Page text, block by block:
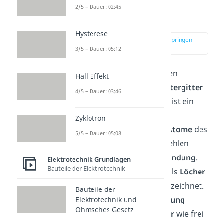
zur Stelle im Video springen
(01:39)
Bei derp-Dotierung
werden
Akzeptorenin das
Halbleitergitter
ist ein
Atommit weniger
Außenelektronen
Atomedes
Wirtsmaterials. Dadurch fehlen
Elektronenfür die Atombindung.
Diese Fehlstellen werden als Löcher
oderDefektelektronen
bezeichnet.
Beim Anlegen einer
Spannung
verhalten sich diese
Löcherwie frei
2/5 – Dauer: 02:45
Hysterese
3/5 – Dauer: 05:12
Hall Effekt
4/5 – Dauer: 03:46
Zyklotron
5/5 – Dauer: 05:08
Elektrotechnik Grundlagen
Bauteile der Elektrotechnik
Bauteile der
Elektrotechnik und
Ohmsches Gesetz